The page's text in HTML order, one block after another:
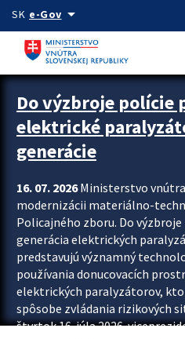
Preskocit na hlavný obsah
SK e-Govarrow_drop_down
Zastavit automatický posun upútavok
Do výzbroje polície
elektrické
generácie
16. 07. 2026Ministerstvo vnútra
modernizácii materiálno-
Policajného zboru. Do
generácia elektrických
predstavujú významný
používania donucovacích
elektrických paralyzátorov,
spôsobe zvládania rizikových
štvrtok 16. júla 2026